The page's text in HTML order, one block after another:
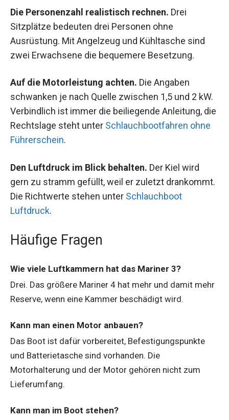
Die Personenzahl realistisch rechnen. Drei
Sitzplätze bedeuten drei Personen ohne
Ausrüstung. Mit Angelzeug und Kühltasche sind
zwei Erwachsene die bequemere Besetzung.
Auf die Motorleistung achten. Die Angaben
schwanken je nach Quelle zwischen 1,5 und 2 kW.
Verbindlich ist immer die beiliegende Anleitung, die
Rechtslage steht unter Schlauchbootfahren ohne
Führerschein.
Den Luftdruck im Blick behalten. Der Kiel wird
gern zu stramm gefüllt, weil er zuletzt drankommt.
Die Richtwerte stehen unter Schlauchboot
Luftdruck.
Häufige Fragen
Wie viele Luftkammern hat das Mariner 3?
Drei. Das größere Mariner 4 hat mehr und damit mehr
Reserve, wenn eine Kammer beschädigt wird.
Kann man einen Motor anbauen?
Das Boot ist dafür vorbereitet, Befestigungspunkte
und Batterietasche sind vorhanden. Die
Motorhalterung und der Motor gehören nicht zum
Lieferumfang.
Kann man im Boot stehen?